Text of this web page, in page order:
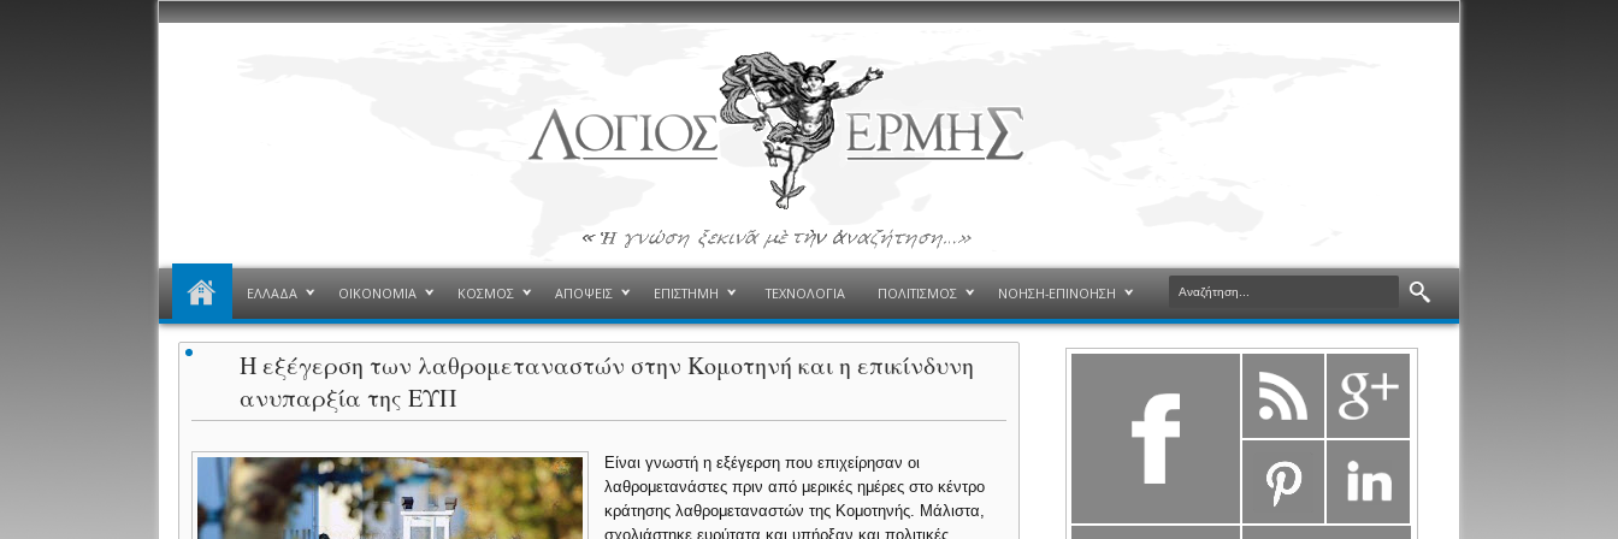
ΕΛΛΑΔΑ ΟΙΚΟΝΟΜΙΑ ΚΟΣΜΟΣ ΑΠΟΨΕΙΣ ΕΠΙΣΤΗΜΗ ΤΕΧΝΟΛΟΓΙΑ ΠΟΛΙΤΙΣΜΟΣ ΝΟΗΣΗ-ΕΠΙΝΟΗΣΗ
Η εξέγερση των λαθρομεταναστών στην Κομοτηνή και η επικίνδυνη
ανυπαρξία της ΕΥΠ
Είναι γνωστή η εξέγερση που επιχείρησαν οι
λαθρομετανάστες πριν από μερικές ημέρες στο κέντρο
κράτησης λαθρομεταναστών της Κομοτηνής. Μάλιστα,
σχολιάστηκε ευρύτατα και υπήρξαν και πολιτικές